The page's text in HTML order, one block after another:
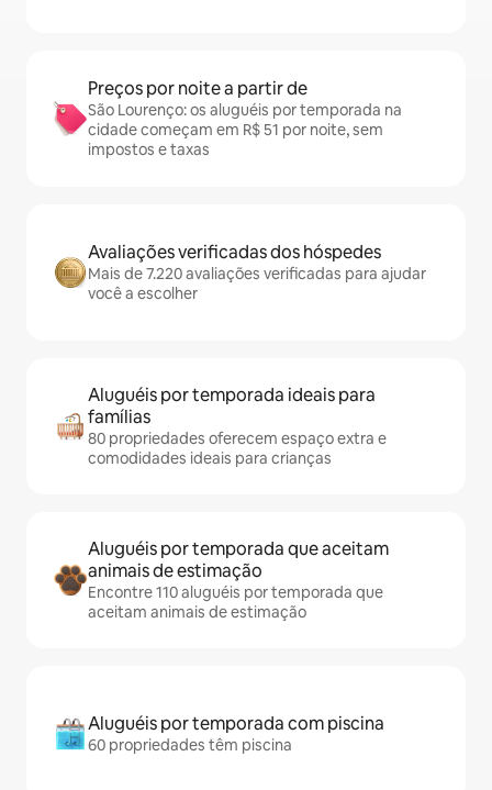
Preços por noite a partir de
São Lourenço: os aluguéis por temporada na
cidade começam em R$ 51 por noite, sem
impostos e taxas
Avaliações verificadas dos hóspedes
Mais de 7.220 avaliações verificadas para ajudar
você a escolher
Aluguéis por temporada ideais para
famílias
80 propriedades oferecem espaço extra e
comodidades ideais para crianças
Aluguéis por temporada que aceitam
animais de estimação
Encontre 110 aluguéis por temporada que
aceitam animais de estimação
Aluguéis por temporada com piscina
60 propriedades têm piscina